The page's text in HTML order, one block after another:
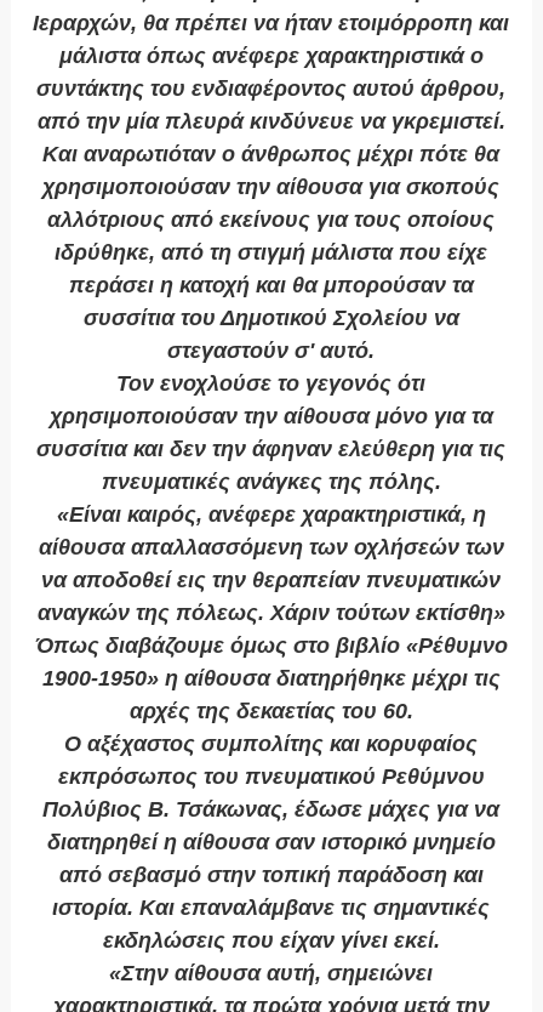
Ιεραρχών, θα πρέπει να ήταν ετοιμόρροπη και
μάλιστα όπως ανέφερε χαρακτηριστικά ο
συντάκτης του ενδιαφέροντος αυτού άρθρου,
από την μία πλευρά κινδύνευε να γκρεμιστεί.
Και αναρωτιόταν ο άνθρωπος μέχρι πότε θα
χρησιμοποιούσαν την αίθουσα για σκοπούς
αλλότριους από εκείνους για τους οποίους
ιδρύθηκε, από τη στιγμή μάλιστα που είχε
περάσει η κατοχή και θα μπορούσαν τα
συσσίτια του Δημοτικού Σχολείου να
στεγαστούν σ' αυτό.
Τον ενοχλούσε το γεγονός ότι
χρησιμοποιούσαν την αίθουσα μόνο για τα
συσσίτια και δεν την άφηναν ελεύθερη για τις
πνευματικές ανάγκες της πόλης.
«Είναι καιρός, ανέφερε χαρακτηριστικά, η
αίθουσα απαλλασσόμενη των οχλήσεών των
να αποδοθεί εις την θεραπείαν πνευματικών
αναγκών της πόλεως. Χάριν τούτων εκτίσθη»
Όπως διαβάζουμε όμως στο βιβλίο «Ρέθυμνο
1900-1950» η αίθουσα διατηρήθηκε μέχρι τις
αρχές της δεκαετίας του 60.
Ο αξέχαστος συμπολίτης και κορυφαίος
εκπρόσωπος του πνευματικού Ρεθύμνου
Πολύβιος Β. Τσάκωνας, έδωσε μάχες για να
διατηρηθεί η αίθουσα σαν ιστορικό μνημείο
από σεβασμό στην τοπική παράδοση και
ιστορία. Και επαναλάμβανε τις σημαντικές
εκδηλώσεις που είχαν γίνει εκεί.
«Στην αίθουσα αυτή, σημειώνει
χαρακτηριστικά, τα πρώτα χρόνια μετά την